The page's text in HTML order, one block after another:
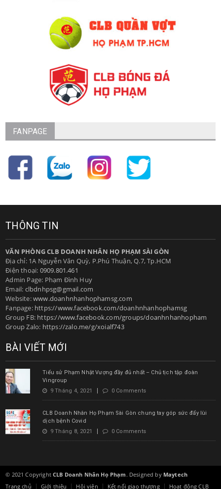
FANPAGE
THÔNG TIN
VĂN PHÒNG CLB DOANH NHÂN HỌ PHẠM SÀI GÒN
Địa chỉ: 1A Nguyễn Văn Quỳ, P.Phú Thuận, Q.7, Tp.HCM
Điện thoại: 0909.801.461
Admin Page: Phạm Đình Huy
Email: clbdnhpsg@gmail.com
Website:www.doanhnhanhophamsg.com
Fanpage: https://www.facebook.com/doanhnhanhophamsg
Group FB: https://www.facebook.com/groups/doanhnhanhopham
Group Zalo: https://zalo.me/g/xoialf743
BÀI VIẾT MỚI
Tiểu sử Phạm Nhật Vượng đầy đủ nhất – Chủ tịch tập đoàn
Vingroup
9 Tháng 4, 2021
0 Comments
CLB Doanh Nhân Họ Phạm Sài Gòn chung tay góp sức đẩy lùi
dịch bệnh Covid
9 Tháng 8, 2021
0 Comments
© 2021 CopyrightCLB Doanh Nhân Họ Phạm . Designed by Maytech
Trang chủ
Giới thiệu Hội viên Kết nối giao thương Hoạt động CLB